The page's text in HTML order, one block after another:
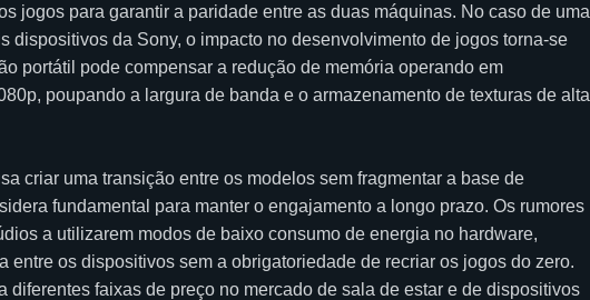
jogos para garantir a paridade entre as duas máquinas. No caso de uma
dispositivos da Sony, o impacto no desenvolvimento de jogos torna-se
portátil pode compensar a redução de memória operando em
poupando a largura de banda e o armazenamento de texturas de alta
criar uma transição entre os modelos sem fragmentar a base de
fundamental para manter o engajamento a longo prazo. Os rumores
a utilizarem modos de baixo consumo de energia no hardware,
os dispositivos sem a obrigatoriedade de recriar os jogos do zero.
diferentes faixas de preço no mercado de sala de estar e de dispositivos